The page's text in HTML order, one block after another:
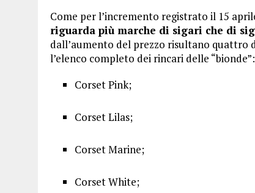
Come per l’incremento registrato il 15
riguarda più marche di sigari che di
dall’aumento del prezzo risultano quattro
l’elenco completo dei rincari delle “bionde”:
Corset Pink;
Corset Lilas;
Corset Marine;
Corset White;